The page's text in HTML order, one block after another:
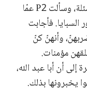
تابعت محامية المدعين مينَه طرح الأسئلة، وسألت P2 عمّا
فأجابت
وأنهنّ كنّ
مؤمنات.
أن أبا عبد الله،
يخبرونها بذلك.